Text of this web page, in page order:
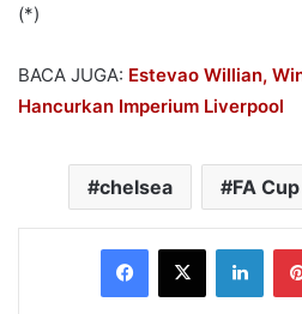
(*)
BACA JUGA: Estevao Willian,
Hancurkan Imperium Liverpool
chelsea FA Cup
Facebook
X